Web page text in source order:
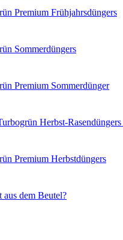
Premium Frühjahrsdüngers
Sommerdüngers
Premium Sommerdünger
Herbst-
Premium Herbstdüngers
dem Beutel?